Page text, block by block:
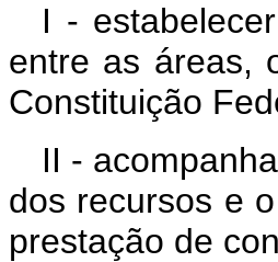
I -
entre as áreas,
Constituição
II -
dos recursos e
prestação de